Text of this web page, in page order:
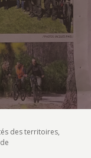
des territoires,